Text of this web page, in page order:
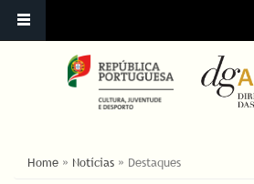
ESTÁ AQUI
Home » Notícias » Destaques